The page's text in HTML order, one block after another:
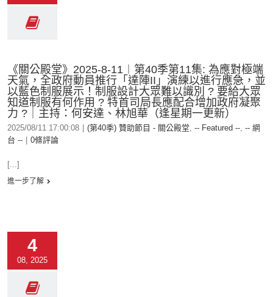
《關公殿堂》2025-8-11︱第40季第11集: 為應對極端
天氣，全政府動員推行「達陣II」演練以進行應急，並
以藍色制服展示！制服設計大眾難以識別 ? 要給大眾
知道制服有何作用 ? 特首司局長應配合增加政府凝聚
力 ?｜主持：何安達、林旭華（逢星期一更新）
2025/08/11 17:00:08 (第40季) 贊助節目 - 關公殿堂, -- Featured --, -- 網
台 --
0條評論
[...]
進一步了解
4
08, 2025